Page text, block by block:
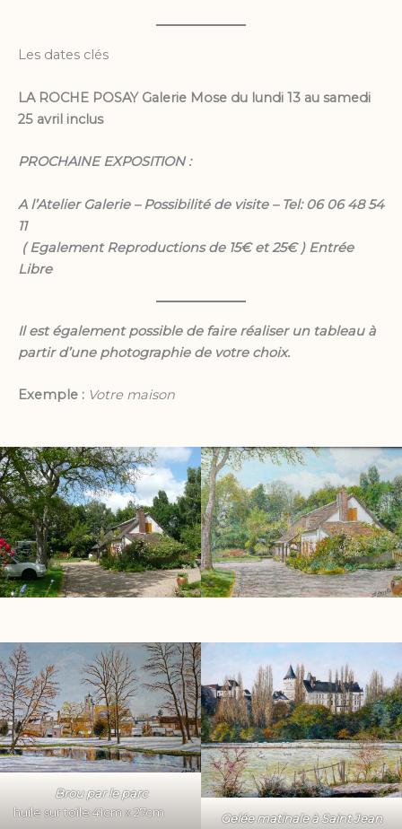
Les dates clés
LA ROCHE POSAY Galerie Mose du lundi 13 au samedi
25 avril inclus
PROCHAINE EXPOSITION :
A l’Atelier Galerie – Possibilité de visite – Tel: 06 06 48 54
11
( Egalement Reproductions de 15€ et 25€ ) Entrée
Libre
Il est également possible de faire réaliser un tableau à
partir d’une photographie de votre choix.
Exemple : Votre maison
Brou par le parc
huile sur toile 41cm x 27cm
Gelée matinale à Saint Jean